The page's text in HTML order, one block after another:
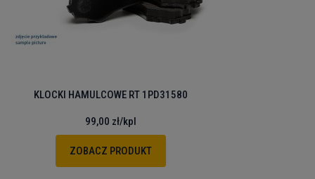
KLOCKI HAMULCOWE RT 1PD31580
99,00 zł/kpl
ZOBACZ PRODUKT